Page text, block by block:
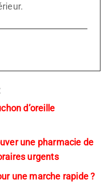
d’oreille
une pharmacie de
urgents
une marche rapide ?